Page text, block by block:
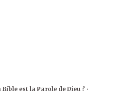
Bible est la Parole de Dieu ? •